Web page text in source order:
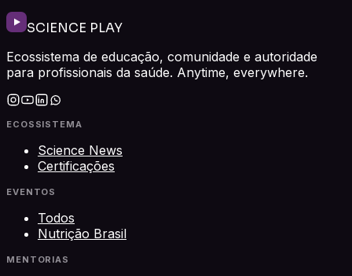
SCIENCE PLAY
Ecossistema de educação, comunidade e autoridade
para profissionais da saúde. Anytime, everywhere.
ECOSSISTEMA
Science News
Certificações
EVENTOS
Todos
Nutrição Brasil
MENTORIAS